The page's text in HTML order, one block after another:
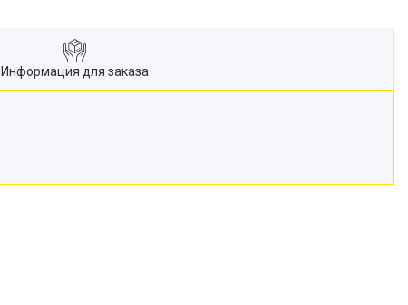
Информация для заказа